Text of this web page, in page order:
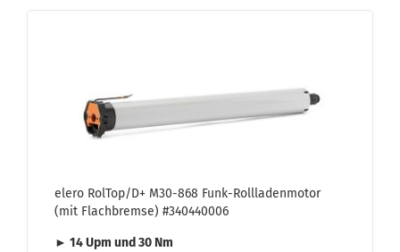
elero Rol­Top/D+ M30-​868 Funk-​Roll­la­den­mo­tor
(mit Flach­brem­se) #340440006
► 14 Upm und 30 Nm